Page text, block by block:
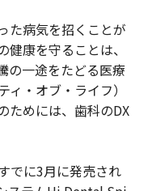
た病気を招くことが
康を守ることは、
の一途をたどる医療
・オブ・ライフ）
ためには、歯科のDX
でに3月に発売され